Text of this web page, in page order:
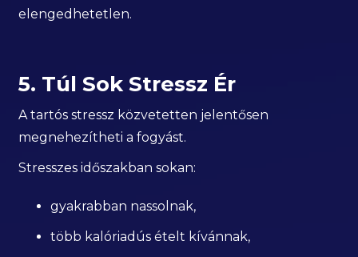
elengedhetetlen.
5. Túl Sok Stressz Ér
A tartós stressz közvetetten jelentősen
megnehezítheti a fogyást.
Stresszes időszakban sokan:
gyakrabban nassolnak,
több kalóriadús ételt kívánnak,